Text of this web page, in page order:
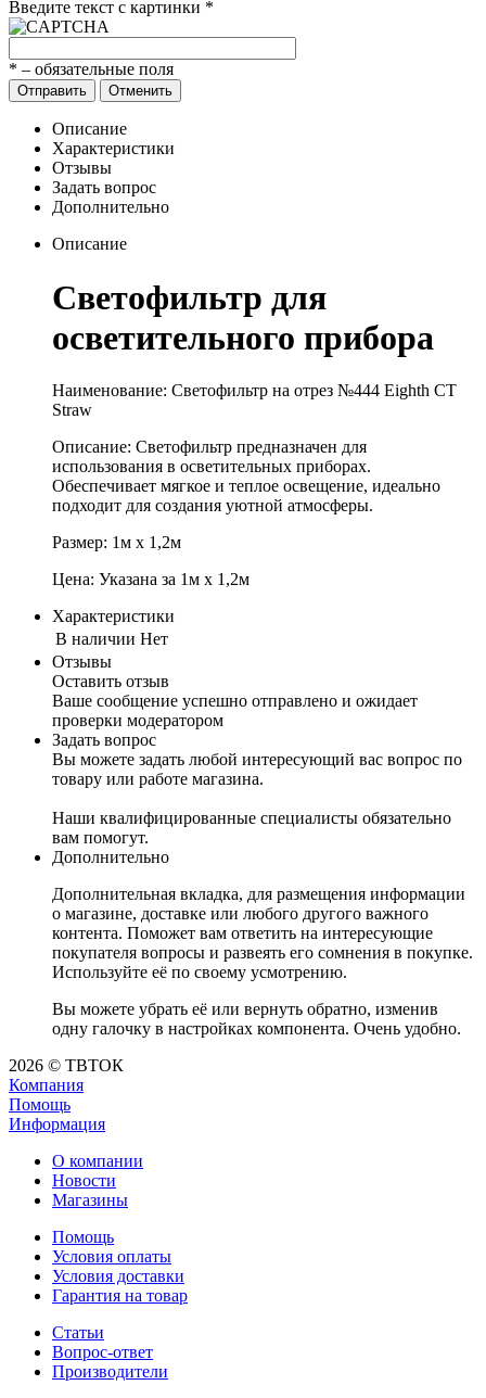
Введите текст с картинки *
* – обязательные поля
Отправить Отменить
Описание
Характеристики
Отзывы
Задать вопрос
Дополнительно
Описание
Светофильтр для
осветительного прибора
Наименование: Светофильтр на отрез №444 Eighth CT
Straw
Описание: Светофильтр предназначен для
использования в осветительных приборах.
Обеспечивает мягкое и теплое освещение, идеально
подходит для создания уютной атмосферы.
Размер: 1м х 1,2м
Цена: Указана за 1м х 1,2м
Характеристики
В наличии Нет
Отзывы
Оставить отзыв
Ваше сообщение успешно отправлено и ожидает
проверки модератором
Задать вопрос
Вы можете задать любой интересующий вас вопрос по
товару или работе магазина.
Наши квалифицированные специалисты обязательно
вам помогут.
Дополнительно
Дополнительная вкладка, для размещения информации
о магазине, доставке или любого другого важного
контента. Поможет вам ответить на интересующие
покупателя вопросы и развеять его сомнения в покупке.
Используйте её по своему усмотрению.
Вы можете убрать её или вернуть обратно, изменив
одну галочку в настройках компонента. Очень удобно.
2026 © ТВТОК
Компания
Помощь
Информация
О компании
Новости
Магазины
Помощь
Условия оплаты
Условия доставки
Гарантия на товар
Статьи
Вопрос-ответ
Производители